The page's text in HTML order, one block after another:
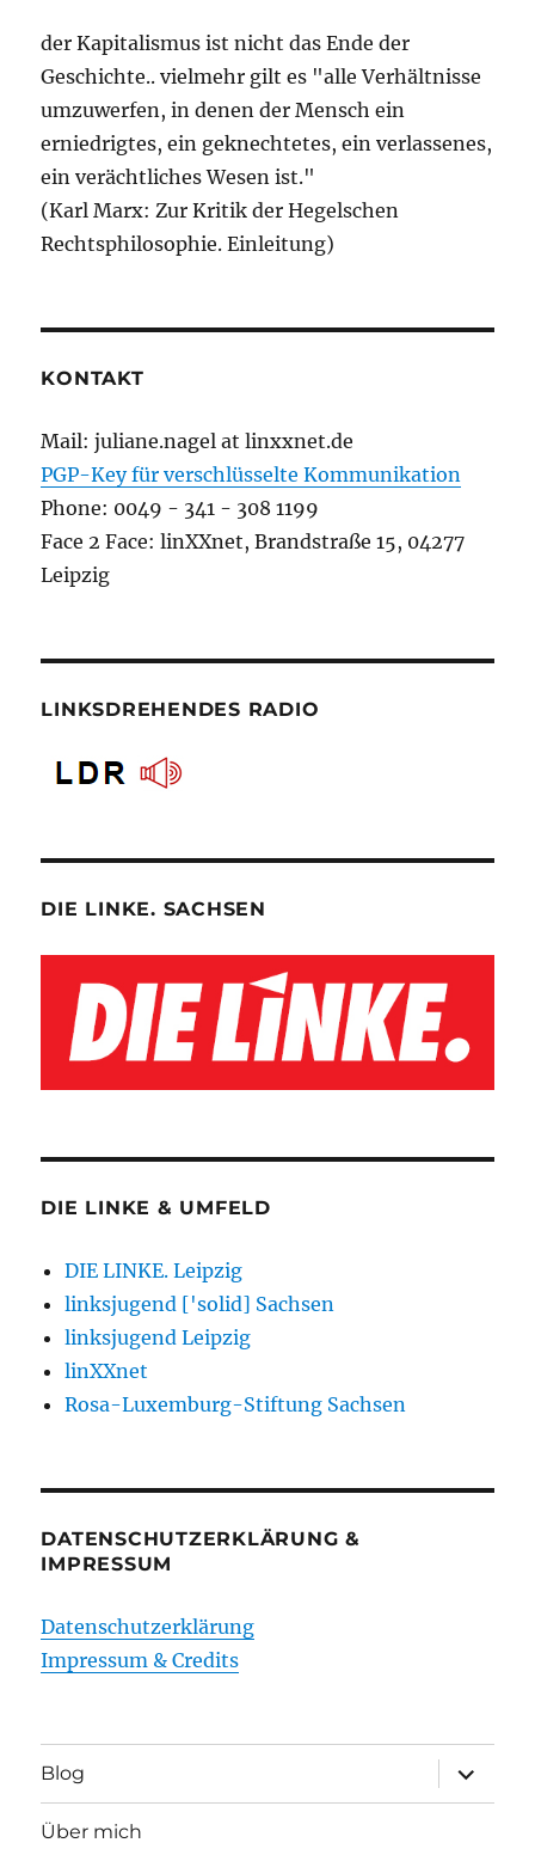
der Kapitalismus ist nicht das Ende der
Geschichte.. vielmehr gilt es "alle Verhältnisse
umzuwerfen, in denen der Mensch ein
erniedrigtes, ein geknechtetes, ein verlassenes,
ein verächtliches Wesen ist."
(Karl Marx: Zur Kritik der Hegelschen
Rechtsphilosophie. Einleitung)
KONTAKT
Mail: juliane.nagel at linxxnet.de
PGP-Key für verschlüsselte Kommunikation
Phone: 0049 - 341 - 308 1199
Face 2 Face: linXXnet, Brandstraße 15, 04277
Leipzig
LINKSDREHENDES RADIO
DIE LINKE. SACHSEN
DIE LINKE & UMFELD
DIE LINKE. Leipzig
linksjugend ['solid] Sachsen
linksjugend Leipzig
linXXnet
Rosa-Luxemburg-Stiftung Sachsen
DATENSCHUTZERKLÄRUNG &
IMPRESSUM
Datenschutzerklärung
Impressum & Credits
Blog
öffnen
Über mich